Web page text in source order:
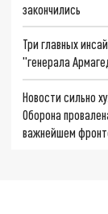
закончились
Три главных
"генерала
Новости сильно
Оборона
важнейшем